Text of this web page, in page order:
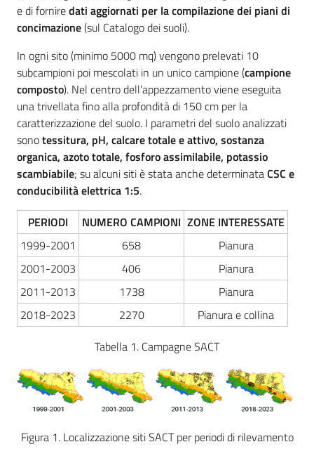
Piani Programmi
Progetti
e di forniredati aggiornati per la compilazione dei piani di
concimazione(sul Catalogo dei suoli).
In ogni sito (minimo 5000 mq) vengono prelevati 10
subcampioni poi mescolati in un unico campione (campione
composto). Nel centro dell’appezzamento viene eseguita
una trivellata fino alla profondità di 150 cm per la
caratterizzazione del suolo. I parametri del suolo analizzati
sonotessitura, pH, calcare totale e attivo, sostanza
organica, azoto totale, fosforo assimilabile, potassio
scambiabile; su alcuni siti è stata anche determinataCSC e
conducibilità elettrica 1:5.
PERIODI
NUMERO CAMPIONI ZONE INTERESSATE
1999-2001
658
Pianura
2001-2003
406
Pianura
2011-2013
1738
Pianura
2018-2023
2270
Pianura e collina
Tabella 1. Campagne SACT
Figura 1. Localizzazione siti SACT per periodi di rilevamento